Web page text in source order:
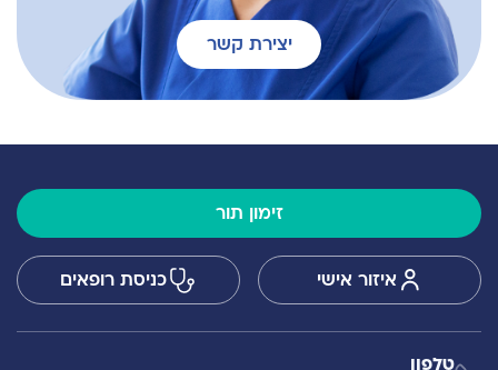
יצירת קשר
זימון תור
איזור אישי כניסת רופאים
טלפון